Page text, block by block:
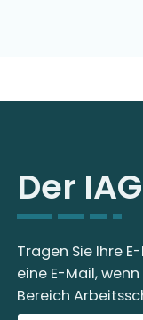
Der
Tragen Sie Ihre
eine E-Mail,
Bereich